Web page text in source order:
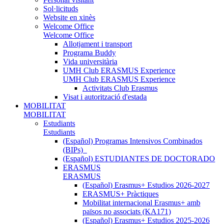
Sol·licituds
Website en xinès
Welcome Office
Welcome Office
Allotjament i transport
Programa Buddy
Vida universitària
UMH Club ERASMUS Experience
UMH Club ERASMUS Experience
Activitats Club Erasmus
Visat i autorització d'estada
MOBILITAT
MOBILITAT
Estudiants
Estudiants
(Español) Programas Intensivos Combinados
(BIPs)_
(Español) ESTUDIANTES DE DOCTORADO
ERASMUS
ERASMUS
(Español) Erasmus+ Estudios 2026-2027
ERASMUS+ Pràctiques
Mobilitat internacional Erasmus+ amb
països no associats (KA171)
(Español) Erasmus+ Estudios 2025-2026